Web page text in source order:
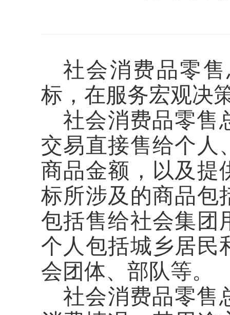
社会消费品零
标，在服务宏观决
社会消费品零售
交易直接售给个人
商品金额，以及提
标所涉及的商品包
包括售给社会集团
个人包括城乡居民
会团体、部队等。
社会消费品零售